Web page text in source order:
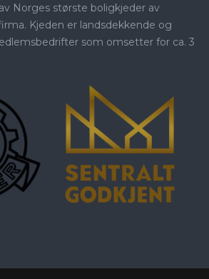
Norges største boligkjeder av
Kjeden er landsdekkende og
som omsetter for ca. 3